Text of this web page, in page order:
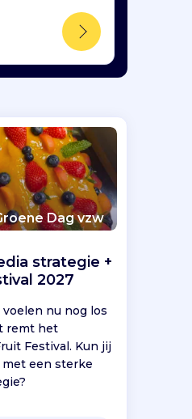
Dag vzw
strategie +
2027
nu nog los
remt het
Festival. Kun jij
een sterke